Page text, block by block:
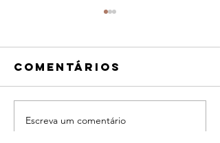
Fuja (2021)
Comentários
Escreva um comentário